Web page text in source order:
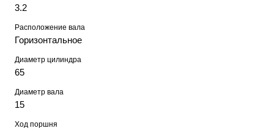
3.2
Расположение вала
Горизонтальное
Диаметр цилиндра
65
Диаметр вала
15
Ход поршня